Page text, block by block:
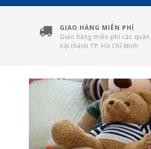
GIAO HÀNG MIỄN PHÍ
Giao hàng miễn phí các quận
nội thành TP. Hồ Chí Minh